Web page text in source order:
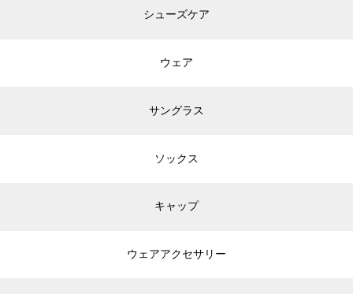
シューズケア
ウェア
サングラス
ソックス
キャップ
ウェアアクセサリー